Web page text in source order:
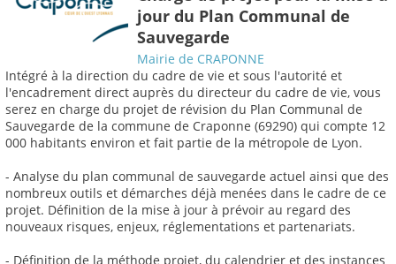
jour du Plan Communal de
Sauvegarde
Mairie de CRAPONNE
Intégré à la direction du cadre de vie et sous l'autorité et
l'encadrement direct auprès du directeur du cadre de vie, vous
serez en charge du projet de révision du Plan Communal de
Sauvegarde de la commune de Craponne (69290) qui compte 12
000 habitants environ et fait partie de la métropole de Lyon.
- Analyse du plan communal de sauvegarde actuel ainsi que des
nombreux outils et démarches déjà menées dans le cadre de ce
projet. Définition de la mise à jour à prévoir au regard des
nouveaux risques, enjeux, réglementations et partenariats.
- Définition de la méthode projet, du calendrier et des instances